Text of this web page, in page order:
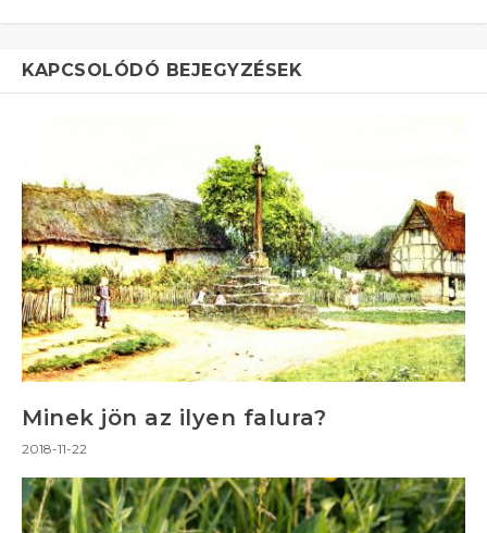
KAPCSOLÓDÓ BEJEGYZÉSEK
Minek jön az ilyen falura?
2018-11-22